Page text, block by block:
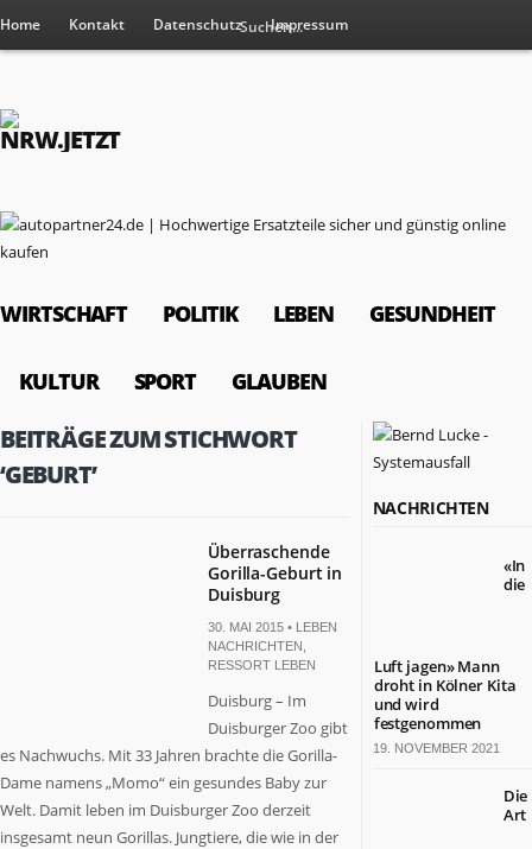
Home Kontakt Datenschutz Impressum
WIRTSCHAFT POLITIK LEBEN GESUNDHEIT
KULTUR SPORT GLAUBEN
BEITRÄGE ZUM STICHWORT
‘GEBURT’
Überraschende
Gorilla-Geburt in
Duisburg
30. MAI 2015 • LEBEN
NACHRICHTEN
RESSORT LEBEN
Duisburg – Im
Duisburger Zoo gibt
es Nachwuchs. Mit 33 Jahren brachte die Gorilla-
Dame namens „Momo“ ein gesundes Baby zur
Welt. Damit leben im Duisburger Zoo derzeit
insgesamt neun Gorillas. Jungtiere, die wie in der
NACHRICHTEN
«In
die
Luft jagen» Mann
droht in Kölner Kita
und wird
festgenommen
19. NOVEMBER 2021
Die
Art